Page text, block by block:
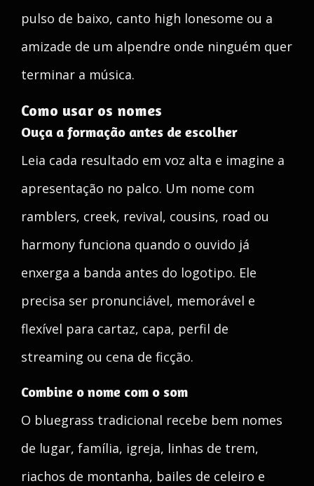
pulso de baixo, canto high lonesome ou a
amizade de um alpendre onde ninguém quer
terminar a música.
Como usar os nomes
Ouça a formação antes de escolher
Leia cada resultado em voz alta e imagine a
apresentação no palco. Um nome com
ramblers, creek, revival, cousins, road ou
harmony funciona quando o ouvido já
enxerga a banda antes do logotipo. Ele
precisa ser pronunciável, memorável e
flexível para cartaz, capa, perfil de
streaming ou cena de ficção.
Combine o nome com o som
O bluegrass tradicional recebe bem nomes
de lugar, família, igreja, linhas de trem,
riachos de montanha, bailes de celeiro e